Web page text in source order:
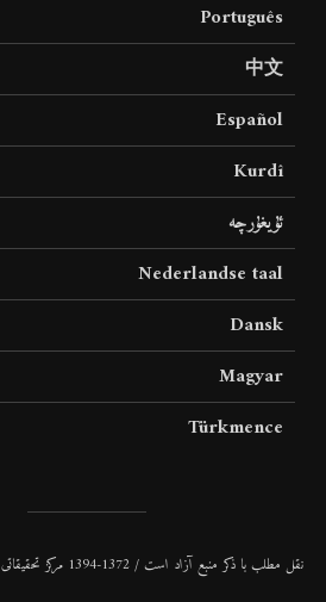
Português
中文
Español
Kurdî
ئۇيغۇرچە
Nederlandse taal
Dansk
Magyar
Türkmence
نقل مطلب با ذكر منبع آزاد است / 1372-1394 مركز تحقیقاتی وقف سلیمانیه © 2026 ·